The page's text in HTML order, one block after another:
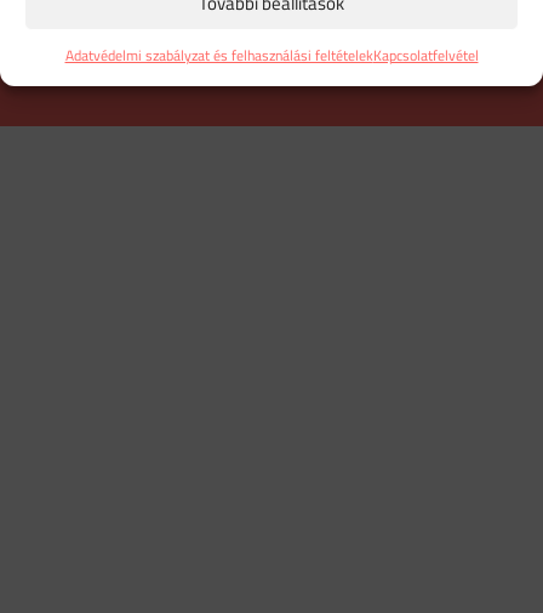
Adatvédelmi szabályzat és felhasználási feltételekKapcsolatfelvétel